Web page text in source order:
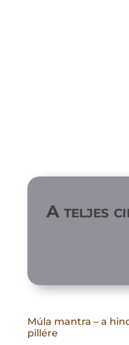
A teljes
Múla mantra – a
pillére